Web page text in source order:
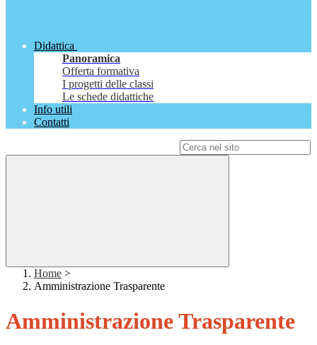
Didattica
Panoramica
Offerta formativa
I progetti delle classi
Le schede didattiche
Info utili
Contatti
Home >
Amministrazione Trasparente
Amministrazione Trasparente